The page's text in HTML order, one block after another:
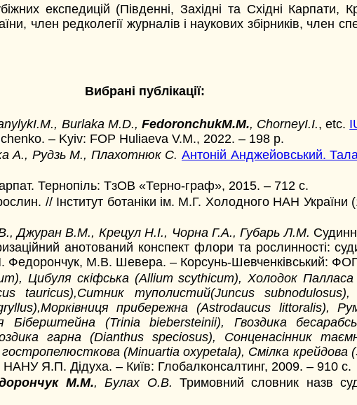
експедицій (Південні, Західні та Східні
член редколегії журналів і наукових збірників, член
Вибрані публікації:
Burlaka М.D., FedoronchukM.M., ChorneyI.I., etc.
– Kyiv: FOP Huliaeva V.M., 2022. – 198 p.
А., Рудзь М., Плахотнюк С. Антоній Анджейовський.
Тернопіль: ТзОВ «Терно-граф», 2015. – 712 с.
// Інститут ботаніки ім. М.Г. Холодного НАН України
Джуран В.М., Крецул Н.І., Чорна Г.А., Губарь Л.М.
анотований конспект флори та рослинності:
М.В. Шевера. – Корсунь-Шевченківський:
Цибуля скіфська (Allium scythicum), Холодок
tauricus),Ситник туполистий(Juncus subnodulosus),
прибережна (Astrodaucus littoralis),
(Trinia biebersteinii), Гвоздика
гарна (Dianthus speciosus), Сонценасінник
гостропелюсткова (Minuartia oxypetala), Смілка крейдова
НАНУ Я.П. Дідуха. – Київ: Глобалконсалтинг, 2009. – 910 с.
М.М., Булах О.В. Тримовний словник назв